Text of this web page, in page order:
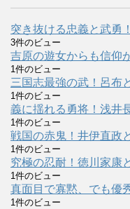
突き抜ける忠義と武勇
3件のビュー
吉原の遊女からも信仰
1件のビュー
三国志最強の武！呂布
1件のビュー
義に揺れる勇将！浅井
1件のビュー
戦国の赤鬼！井伊直政
1件のビュー
究極の忍耐！徳川家康
1件のビュー
真面目で寡黙、でも優
1件のビュー